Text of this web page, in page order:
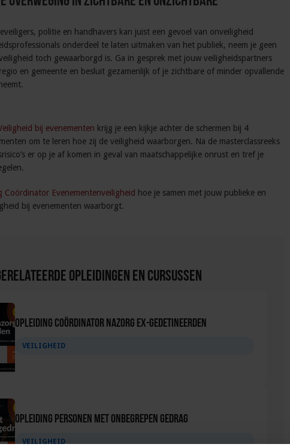
politie en handhavers kan juist een gevoel van onveiligheid
onderdeel te laten uitmaken van het publiek, neem je geen
toch gewaarborgd is. Ga in gesprek met jouw veiligheidspartners
en gemeente en besluit gezamenlijk of je zichtbare of minder opvallende
bij evenementen krijg je een kijkje achter de schermen bij 4
om te leren hoe zij de veiligheid waarborgen. Na de masterclassreeks
er op je af komen in geval van maatschappelijke onrust en tref je
Coördinator Evenementenveiligheid hoe je samen met jouw publieke en
bij evenementen waarborgt.
Opleidingen en Cursussen
Opleiding Coördinator nazorg ex-gedetineerden
VEILIGHEID
Opleiding Personen met onbegrepen gedrag
VEILIGHEID